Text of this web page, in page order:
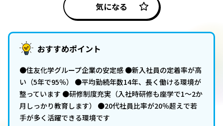
気になる
おすすめポイント
●住友化学グループ企業の安定感 ●新入社員の定着率が高
い（5年で95％） ●平均勤続年数14年、長く働ける環境が
整っています ●研修制度充実（入社時研修も座学で1～2か
月しっかり教育します） ●20代社員比率が20％超えで若
手が多く活躍できる環境です